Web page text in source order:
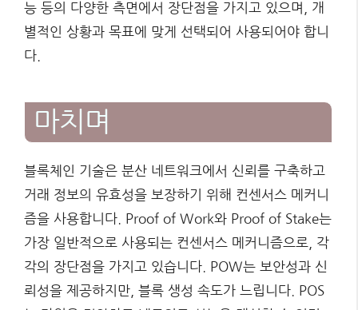
능 등의 다양한 측면에서 장단점을 가지고 있으며, 개
별적인 상황과 목표에 맞게 선택되어 사용되어야 합니
다.
마치며
블록체인 기술은 분산 네트워크에서 신뢰를 구축하고
거래 정보의 유효성을 보장하기 위해 컨센서스 메커니
즘을 사용합니다. Proof of Work와 Proof of Stake는
가장 일반적으로 사용되는 컨센서스 메커니즘으로, 각
각의 장단점을 가지고 있습니다. POW는 보안성과 신
뢰성을 제공하지만, 블록 생성 속도가 느립니다. POS